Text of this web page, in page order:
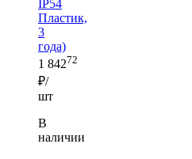
IP54
Пластик,
3
года)
1 84272
₽/
шт
В
наличии